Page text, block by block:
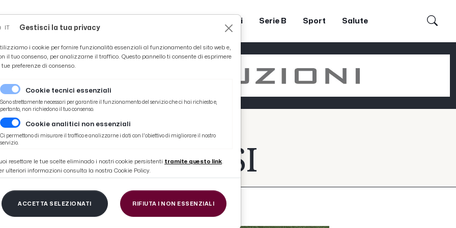
Coppa Teodori Serie B Sport Salute
DIONISI
Gestisci la tua privacy
i cookie per fornire funzionalità essenziali al funzionamento del sito web e,
il tuo consenso, per analizzarne il traffico. Questo pannello ti consente di esprimere
tue preferenze di consenso.
Cookie tecnici essenziali
Sono strettamente necessari per garantire il funzionamento del servizio che ci hai richiesto e,
pertanto, non richiedono il tuo consenso.
Cookie analitici non essenziali
Ci permettono di misurare il traffico e analizzarne i dati con l'obiettivo di migliorare il nostro
servizio.
resettare le tue scelte eliminado i nostri cookie persistenti tramite questo link.
ulteriori informazioni consulta la nostra Cookie Policy.
ACCETTA SELEZIONATI RIFIUTA I NON ESSENZIALI